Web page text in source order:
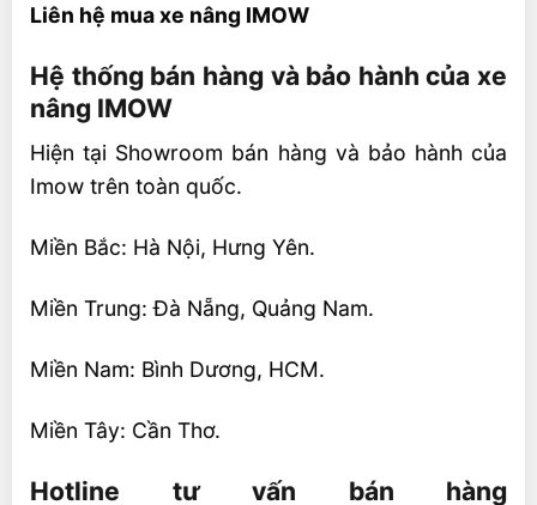
Liên hệ mua xe nâng IMOW
Hệ thống bán hàng và bảo hành của xe
nâng IMOW
Hiện tại Showroom bán hàng và bảo hành của
Imow trên toàn quốc.
Miền Bắc: Hà Nội, Hưng Yên.
Miền Trung: Đà Nẵng, Quảng Nam.
Miền Nam: Bình Dương, HCM.
Miền Tây: Cần Thơ.
Hotline tư vấn bán hàng